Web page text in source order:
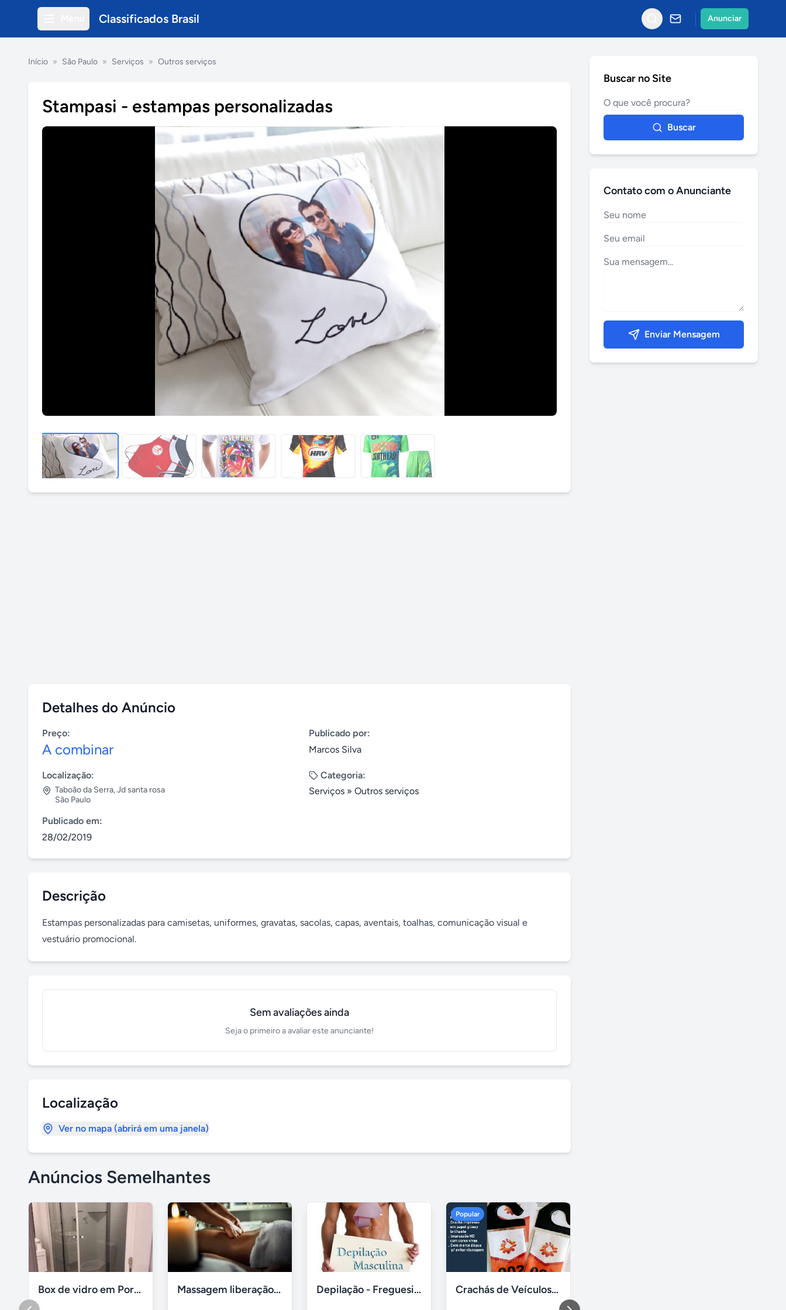
Classificados Brasil Anunciar
Início » São Paulo » Serviços » Outros serviços
Stampasi - estampas personalizadas
Detalhes do Anúncio
Preço:
A combinar
Publicado por:
Marcos Silva
Localização:
Taboão da Serra,Jd santa rosa
São Paulo
Categoria:
Serviços » Outros serviços
Publicado em:
28/02/2019
Descrição
Estampas personalizadas para camisetas, uniformes, gravatas, sacolas, capas, aventais, toalhas, comunicação visual e
vestuário promocional.
Sem avaliações ainda
Seja o primeiro a avaliar este anunciante!
Localização
Ver no mapa (abrirá em uma janela)
Anúncios Semelhantes
Box de vidro em Porto Alegre Massagem liberação miofascial Depilação - Freguesia do Ó
Popular
Crachás de Veículos: Numerados e Personalizados
Buscar no Site
Buscar
Contato com o Anunciante
Enviar Mensagem